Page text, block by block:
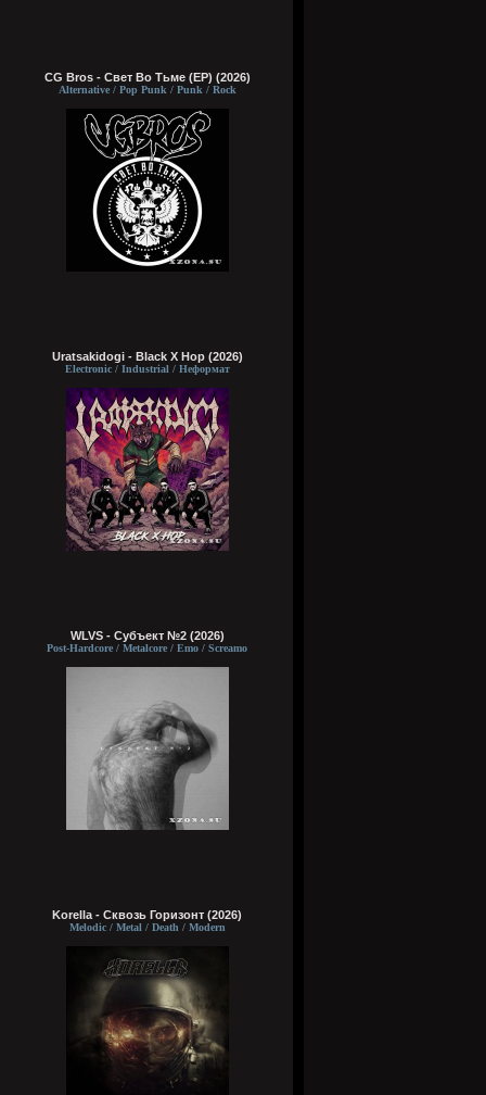
CG Bros - Свет Во Тьме (EP) (2026)
Alternative / Pop Punk / Punk / Rock
Uratsakidogi - Black X Hop (2026)
Electronic / Industrial / Неформат
WLVS - Субъект №2 (2026)
Post-Hardcore / Metalcore / Emo / Screamo
Korella - Сквозь Горизонт (2026)
Melodic / Metal / Death / Modern